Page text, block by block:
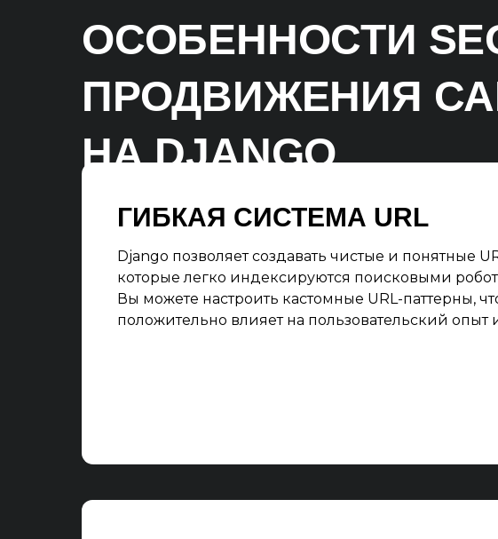
ОСОБЕННОСТИ
ПРОДВИЖЕНИЯ
НА DJANGO
ГИБКАЯ СИСТЕМА URL
Django позволяет создавать чистые и понятные
которые легко индексируются поисковыми
Вы можете настроить кастомные URL-паттерны,
положительно влияет на пользовательский опыт